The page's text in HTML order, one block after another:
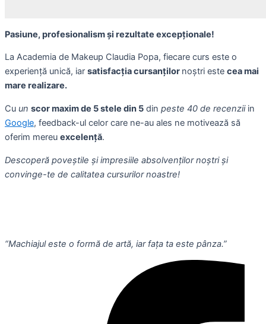
Pasiune, profesionalism și rezultate excepționale!
La Academia de Makeup Claudia Popa, fiecare curs este o
experiență unică, iar satisfacția cursanților noștri este cea mai
mare realizare.
Cu un scor maxim de 5 stele din 5 din peste 40 de recenziiin
Google, feedback-ul celor care ne-au ales ne motivează să
oferim mereu excelență.
Descoperă poveștile și impresiile absolvenților noștri și
convinge-te de calitatea cursurilor noastre!
“Machiajul este o formă de artă, iar fața ta este pânza.”